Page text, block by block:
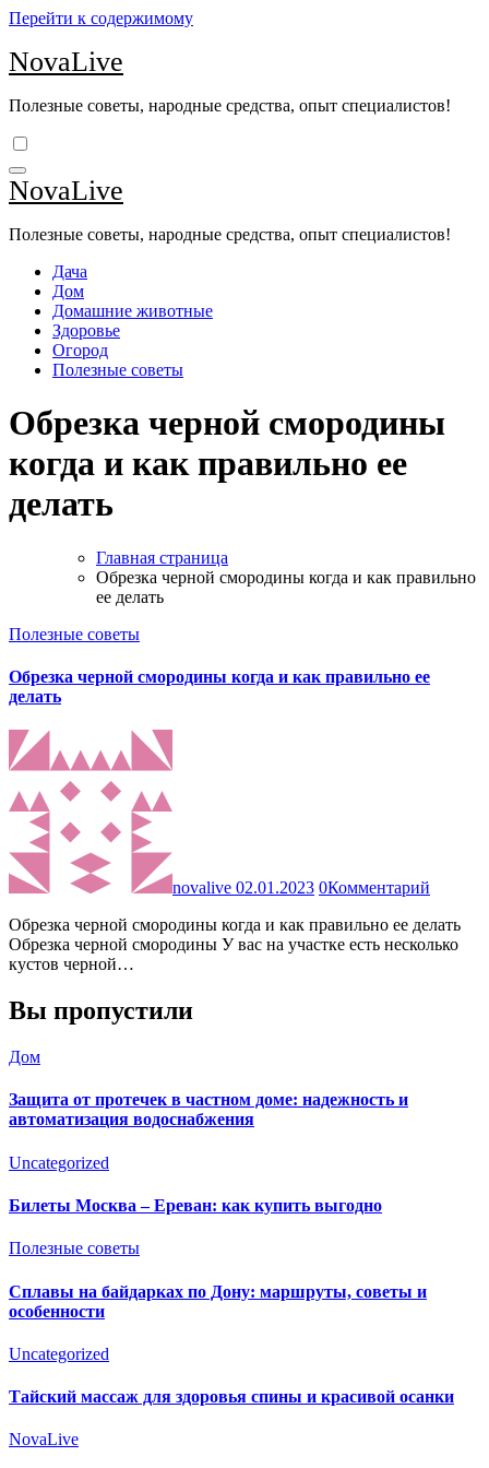
Перейти к содержимому
NovaLive
Полезные советы, народные средства, опыт специалистов!
NovaLive
Полезные советы, народные средства, опыт специалистов!
Дача
Дом
Домашние животные
Здоровье
Огород
Полезные советы
Обрезка черной смородины
когда и как правильно ее
делать
Главная страница
Обрезка черной смородины когда и как правильно
ее делать
Полезные советы
Обрезка черной смородины когда и как правильно ее
делать
novalive 02.01.2023 0Комментарий
Обрезка черной смородины когда и как правильно ее делать
Обрезка черной смородины У вас на участке есть несколько
кустов черной…
Вы пропустили
Дом
Защита от протечек в частном доме: надежность и
автоматизация водоснабжения
Uncategorized
Билеты Москва – Ереван: как купить выгодно
Полезные советы
Сплавы на байдарках по Дону: маршруты, советы и
особенности
Uncategorized
Тайский массаж для здоровья спины и красивой осанки
NovaLive